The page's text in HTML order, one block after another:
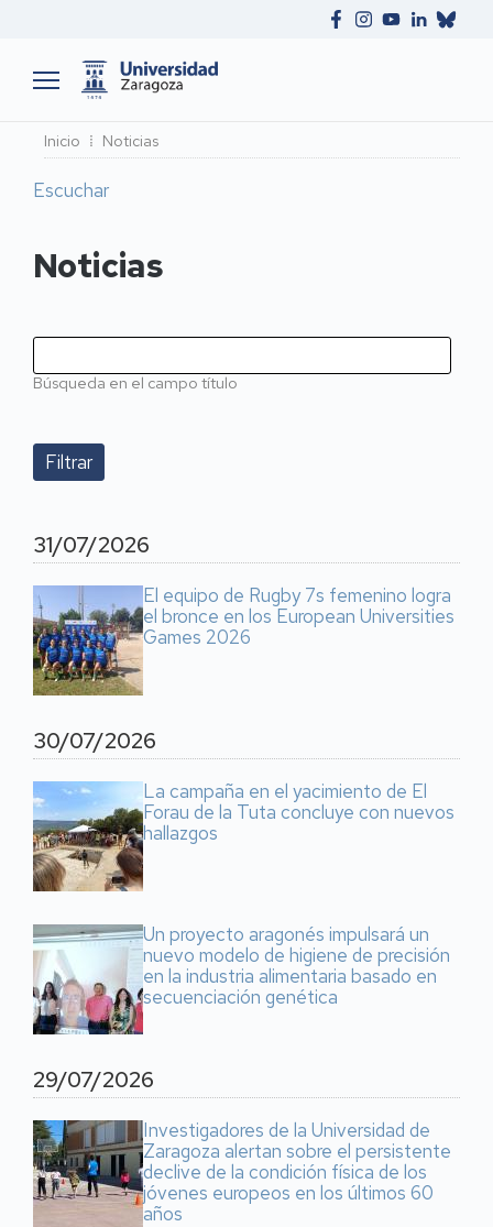
Ruta
de
navegación
Inicio Noticias
Escuchar
Noticias
Búsqueda en el campo título
31/07/2026
El equipo de Rugby 7s femenino logra
el bronce en los European Universities
Games 2026
30/07/2026
La campaña en el yacimiento de El
Forau de la Tuta concluye con nuevos
hallazgos
Un proyecto aragonés impulsará un
nuevo modelo de higiene de precisión
en la industria alimentaria basado en
secuenciación genética
29/07/2026
Investigadores de la Universidad de
Zaragoza alertan sobre el persistente
declive de la condición física de los
jóvenes europeos en los últimos 60
años